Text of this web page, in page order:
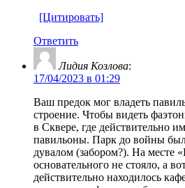
[Цитировать]
Ответить
Лидия Козлова:
17/04/2023 в 01:29
Ваш предок мог владеть
строение. Чтобы видеть
в Сквере, где действительно
павильоны. Парк до войны
дувалом (забором?). На месте
основательного не стояло, а
действительно находилось